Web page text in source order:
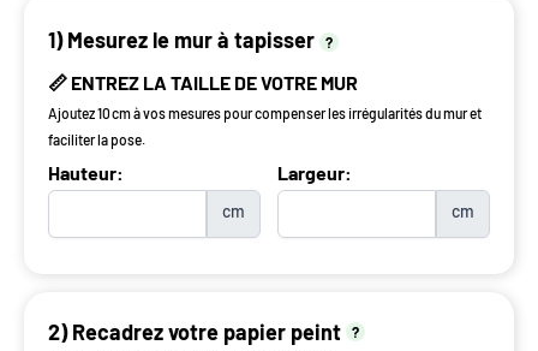
1) Mesurez le mur à tapisser ?
📏 ENTREZ LA TAILLE DE VOTRE MUR
Ajoutez 10 cm à vos mesures pour compenser les irrégularités du mur et
faciliter la pose.
Hauteur:
cm
Largeur:
cm
2) Recadrez votre papier peint
?